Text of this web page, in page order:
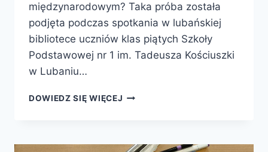
międzynarodowym? Taka próba została
podjęta podczas spotkania w lubańskiej
bibliotece uczniów klas piątych Szkoły
Podstawowej nr 1 im. Tadeusza Kościuszki
w Lubaniu…
DOWIEDZ SIĘ WIĘCEJ O